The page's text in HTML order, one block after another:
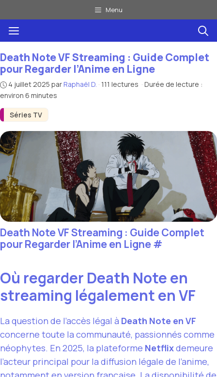
au
contenu
Menu
Menu
Séries TV
Death Note VF Streaming : Guide Complet
pour Regarder l’Anime en Ligne
4 juillet 2025 par Raphaël D. · 111 lectures · Durée de lecture :
environ 6 minutes
Death Note VF Streaming : Guide Complet
pour Regarder l’Anime en Ligne#
Où regarder Death Note en
streaming légalement en VF
La question de l’accès légal à Death Note en VF
concerne toute la communauté, passionnés comme
néophytes. En 2025, la plateforme Netflixdemeure
l’acteur principal pour la diffusion légale de l’anime,